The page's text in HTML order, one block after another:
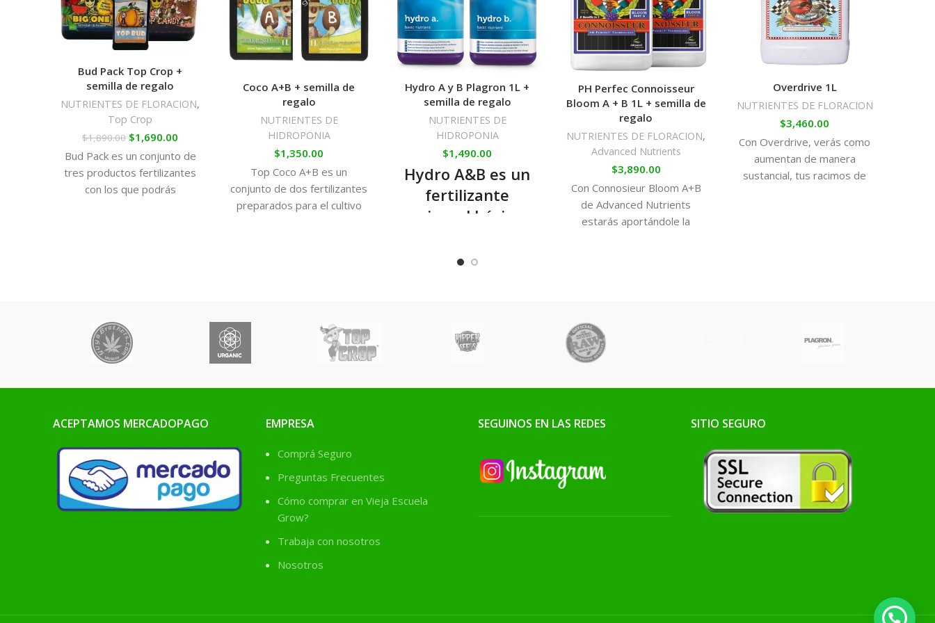
En plantas índicas, una sola aplicación, en plantas sativas realizar 2 riegos.
Componentes de Big One:
0,7% Fósforo.
0,4% Nitrógeno.
2,5% Potasio.
Bud Pack Top Crop +
semilla de regalo
NUTRIENTES DE FLORACION,
Top Crop
$1,890.00 $1,690.00
Bud Pack es un conjunto de
tres productos fertilizantes
con los que podrás
Coco A+B + semilla de
regalo
NUTRIENTES DE
HIDROPONIA
$1,350.00
Top Coco A+B es un
conjunto de dos fertilizantes
preparados para el cultivo
Hydro A y B Plagron 1L +
semilla de regalo
NUTRIENTES DE
HIDROPONIA
$1,490.00
Hydro A&B es un
fertilizante
mineral básico
concentrado, que
floración de la
todos los
una forma
absorbible
(quelatada).
PH Perfec Connoisseur
Bloom A + B 1L + semilla de
regalo
NUTRIENTES DE FLORACION,
Advanced Nutrients
$3,890.00
Con Connosieur Bloom A+B
de Advanced Nutrients
estarás aportándole la
Overdrive 1L
NUTRIENTES DE FLORACION
$3,460.00
Con Overdrive, verás como
aumentan de manera
sustancial, tus racimos de
ACEPTAMOS MERCADOPAGO EMPRESA
Comprá Seguro
Preguntas Frecuentes
Cómo comprar en Vieja Escuela
Grow?
Trabaja con nosotros
Nosotros
SEGUINOS EN LAS REDES SITIO SEGURO